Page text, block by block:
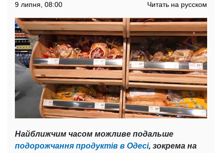
9 липня, 08:00 Читать на русском
Найближчим часом можливе подальше
подорожчання продуктів в Одесі, зокрема на